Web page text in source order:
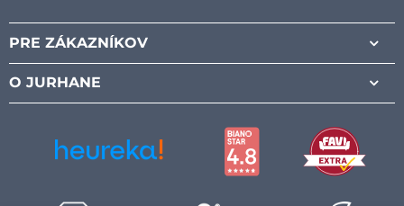
PRE ZÁKAZNÍKOV
O JURHANE